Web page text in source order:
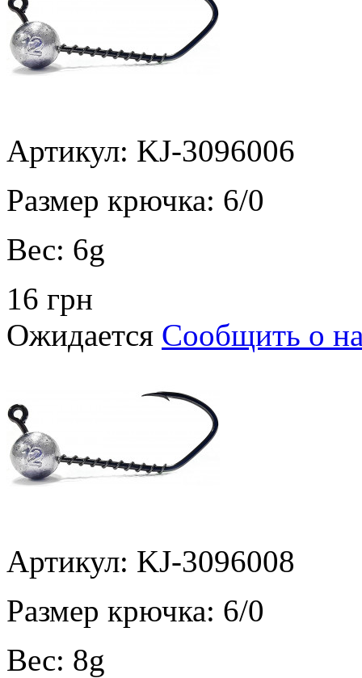
Артикул: KJ-3096006
Размер крючка: 6/0
Вес: 6g
16 грн
Ожидается Сообщить о
Артикул: KJ-3096008
Размер крючка: 6/0
Вес: 8g